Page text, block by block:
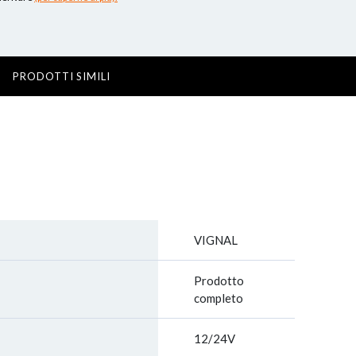
PRODOTTI SIMILI
VIGNAL
Prodotto
completo
12/24V